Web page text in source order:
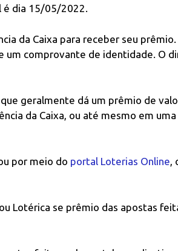
é dia 15/05/2022.
da Caixa para receber seu prêmio.
comprovante de identidade. O
geralmente dá um prêmio de
da Caixa, ou até mesmo em uma
por meio do portal Loterias Online,
Lotérica se prêmio das apostas